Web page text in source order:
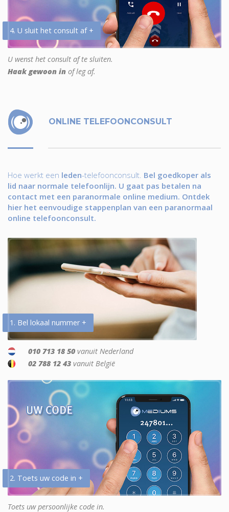
4. U sluit het consult af +
U wenst het consult af te sluiten.
Haak gewoon in of leg af.
ONLINE TELEFOONCONSULT
Hoe werkt een leden-telefoonconsult. Bel goedkoper als
lid naar normale telefoonlijn. U gaat pas betalen na
contact met een paranormale online medium. Ontdek
hier het eenvoudige stappenplan van een paranormaal
online telefoonconsult.
1. Bel lokaal nummer +
010 713 18 50 vanuit Nederland
02 788 12 43 vanuit België
2. Toets uw code in +
Toets uw persoonlijke code in.